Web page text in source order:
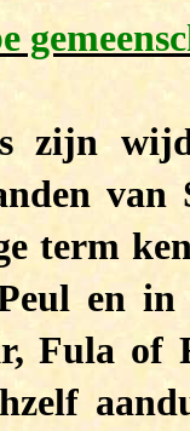
zijn
term
en in
Fula of